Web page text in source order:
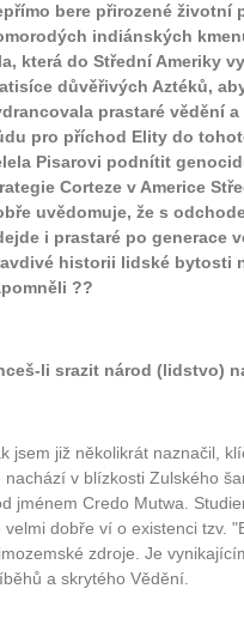
bere přirozené životní
indiánských
která do Střední Ameriky
důvěřivých Aztéků,
prastaré vědění
pro příchod Elity do
Pisarovi podnítit
Corteze v Americe
uvědomuje, že s
i prastaré po generace
historii lidské bytosti
??
li srazit národ (lidstvo)
jsem již několikrát naznačil,
nachází v blízkosti Zulského
jménem Credo Mutwa.
velmi dobře ví o existenci tzv.
zdroje. Je
a skrytého Vědění.